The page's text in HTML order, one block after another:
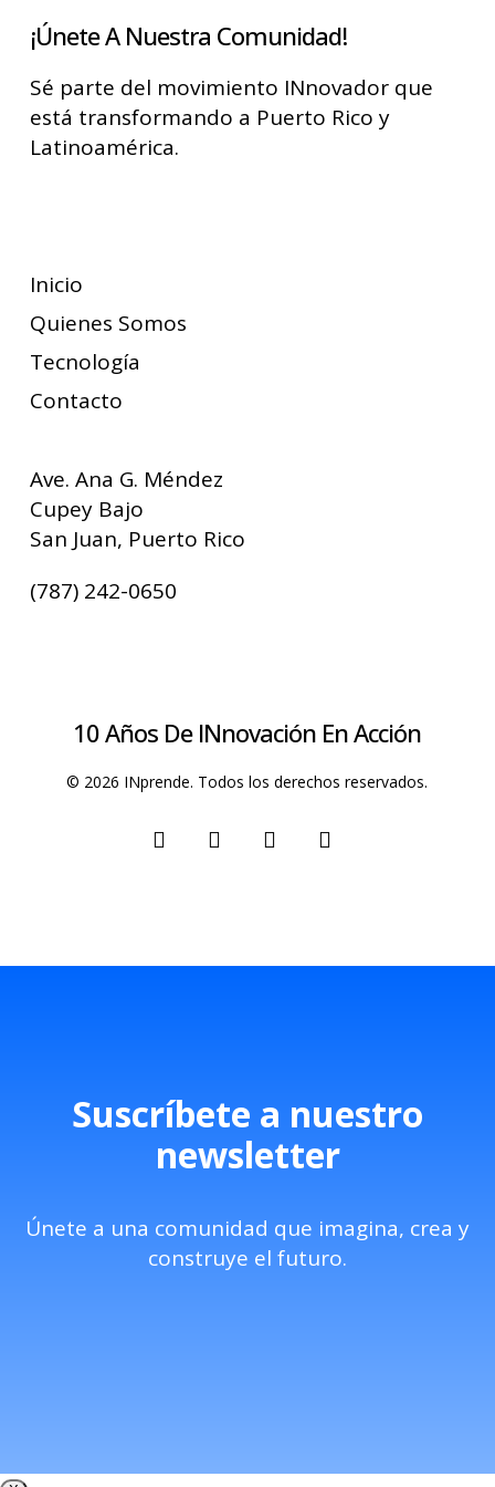
¡Únete A Nuestra Comunidad!
Sé parte del movimiento INnovador que
está transformando a Puerto Rico y
Latinoamérica.
Inicio
Quienes Somos
Tecnología
Contacto
Ave. Ana G. Méndez
Cupey Bajo
San Juan, Puerto Rico
(787) 242-0650
10 Años De INnovación En Acción
© 2026 INprende. Todos los derechos reservados.
facebooklinkedin youtubeinstagram
Suscríbete a nuestro
newsletter
Únete a una comunidad que imagina, crea y
construye el futuro.